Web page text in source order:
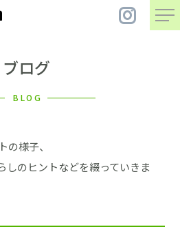
住 宅
ちづくり
ブログ
BLOG
様子、
しのヒントなどを綴っていきま